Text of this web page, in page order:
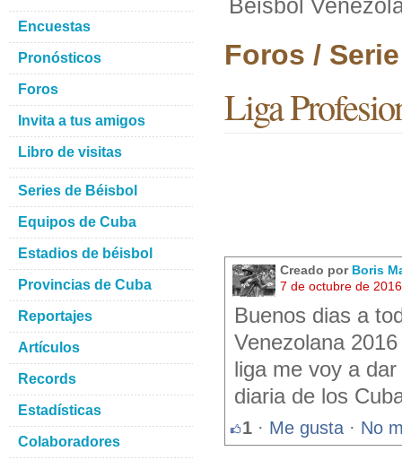
Beisbol
Foros /
Liga
Creado por Boris
7 de octubre de
Buenos dias a
Venezolana
liga me voy a
diaria de los
1 · Me gusta · No
Encuestas
Pronósticos
Foros
Invita a tus amigos
Libro de visitas
Series de Béisbol
Equipos de Cuba
Estadios de béisbol
Provincias de Cuba
Reportajes
Artículos
Records
Estadísticas
Colaboradores